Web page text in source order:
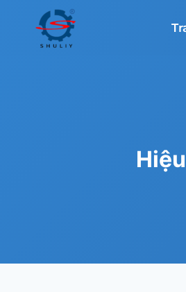
content